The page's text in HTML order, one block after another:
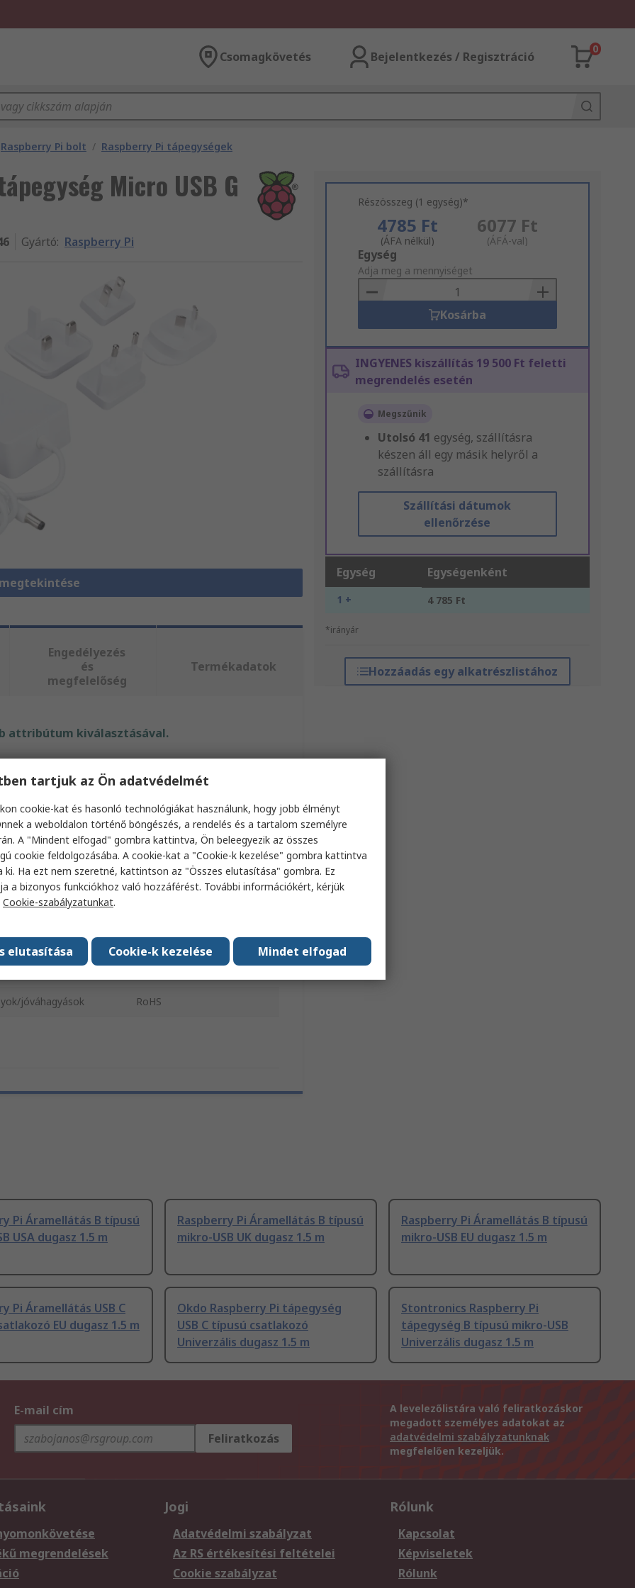
Csomagkövetés Bejelentkezés / Regisztráció
0
Raspberry Pi bolt / Raspberry Pi tápegységek
Micro USB G
Gyártó: Raspberry Pi
Részösszeg (1 egység)*
4785 Ft
(ÁFA nélkül)
6077 Ft
(ÁFÁ-val)
Add
to
Basket
Egység
Adja meg a mennyiséget
Kosárba
INGYENES kiszállítás 19 500 Ft feletti
megrendelés esetén
Megszűnik
Utolsó 41 egység, szállításra
készen áll egy másik helyről a
szállításra
Szállítási dátumok
ellenőrzése
Egység Egységenként
1 + 4 785 Ft
*irányár
Hozzáadás egy alkatrészlistához
Engedélyezés
és
megfelelőség
Termékadatok
attribútum kiválasztásával.
csatlakozó típusa Micro USB G típus
Raspberry Pi tápegység
típusa UK dugasz
jóváhagyások RoHS
Pi Áramellátás B típusú
USA dugasz 1.5 m
Raspberry Pi Áramellátás B típusú
mikro-USB UK dugasz 1.5 m
Raspberry Pi Áramellátás B típusú
mikro-USB EU dugasz 1.5 m
Pi Áramellátás USB C
EU dugasz 1.5 m
Okdo Raspberry Pi tápegység
USB C típusú csatlakozó
Univerzális dugasz 1.5 m
Stontronics Raspberry Pi
tápegység B típusú mikro-USB
Univerzális dugasz 1.5 m
E-mail cím
Feliratkozás
A levelezőlistára való feliratkozáskor
megadott személyes adatokat az
adatvédelmi szabályzatunknak
megfelelően kezeljük.
megrendelések
Jogi
Adatvédelmi szabályzat
Az RS értékesítési feltételei
Cookie szabályzat
Rólunk
Kapcsolat
Képviseletek
Rólunk
tartjuk az Ön adatvédelmét
cookie-kat és hasonló technológiákat használunk, hogy jobb élményt
a weboldalon történő böngészés, a rendelés és a tartalom személyre
A "Mindent elfogad" gombra kattintva, Ön beleegyezik az összes
cookie feldolgozásába. A cookie-kat a "Cookie-k kezelése" gombra kattintva
ki. Ha ezt nem szeretné, kattintson az "Összes elutasítása" gombra. Ez
a bizonyos funkciókhoz való hozzáférést. További információkért, kérjük
Cookie-szabályzatunkat.
Mindet elfogad
Cookie-k kezelése
elutasítása